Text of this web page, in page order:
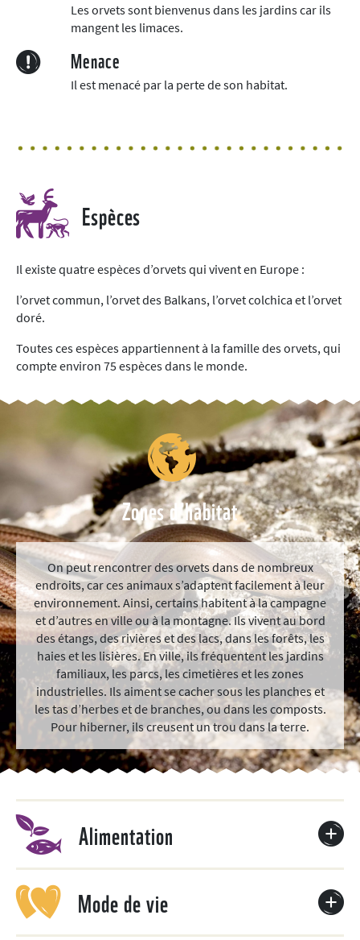
Les orvets sont bienvenus dans les jardins car ils
mangent les limaces.
Menace
Il est menacé par la perte de son habitat.
Espèces
Il existe quatre espèces d’orvets qui vivent en Europe :
l’orvet commun, l’orvet des Balkans, l’orvet colchica et l’orvet
doré.
Toutes ces espèces appartiennent à la famille des orvets, qui
compte environ 75 espèces dans le monde.
Zones d’habitat
On peut rencontrer des orvets dans de nombreux
endroits, car ces animaux s’adaptent facilement à leur
environnement. Ainsi, certains habitent à la campagne
et d’autres en ville ou à la montagne. Ils vivent au bord
des étangs, des rivières et des lacs, dans les forêts, les
haies et les lisières. En ville, ils fréquentent les jardins
familiaux, les parcs, les cimetières et les zones
industrielles. Ils aiment se cacher sous les planches et
les tas d’herbes et de branches, ou dans les composts.
Pour hiberner, ils creusent un trou dans la terre.
Alimentation
Mode de vie